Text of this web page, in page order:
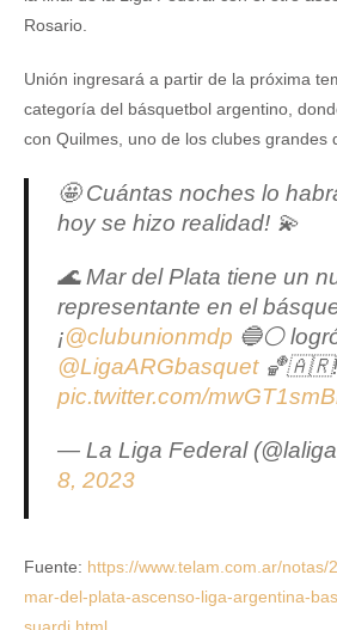
Rosario.
Unión ingresará a partir de la próxima
categoría del básquetbol argentino,
con Quilmes, uno de los clubes grandes
🤩 Cuántas noches lo
hoy se hizo realidad! 💫
🌊 Mar del Plata tiene un
representante en el
¡@clubunionmdp 🔵⚪️
@LigaARGbasquet🏀🇦🇷!
pic.twitter.com/
— La Liga Federal
8, 2023
Fuente: https://www.telam.com.ar/notas/
mar-del-plata-ascenso-liga-argentina-
suardi.html